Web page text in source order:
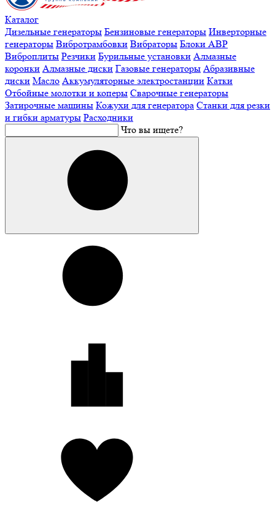
Каталог
Дизельные генераторы Бензиновые генераторы Инверторные
генераторы Вибротрамбовки Вибраторы Блоки АВР
Виброплиты Резчики Бурильные установки Алмазные
коронки Алмазные диски Газовые генераторы Абразивные
диски Масло Аккумуляторные электростанции Катки
Отбойные молотки и коперы Сварочные генераторы
Затирочные машины Кожухи для генератора Станки для резки
и гибки арматуры Расходники
Что вы ищете?